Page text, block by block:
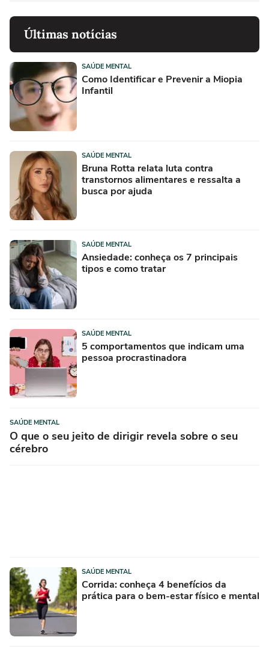
Últimas notícias
SAÚDE MENTAL
Como Identificar e Prevenir a Miopia
Infantil
SAÚDE MENTAL
Bruna Rotta relata luta contra
transtornos alimentares e ressalta a
busca por ajuda
SAÚDE MENTAL
Ansiedade: conheça os 7 principais
tipos e como tratar
SAÚDE MENTAL
5 comportamentos que indicam uma
pessoa procrastinadora
SAÚDE MENTAL
O que o seu jeito de dirigir revela sobre o seu
cérebro
SAÚDE MENTAL
Corrida: conheça 4 benefícios da
prática para o bem-estar físico e mental